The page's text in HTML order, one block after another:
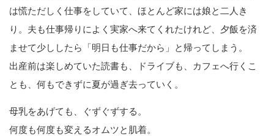
は慌ただしく仕事をしていて、ほとんど家には娘と二人き
り。夫も仕事帰りによく実家へ来てくれたけれど、夕飯を済
ませて少ししたら「明日も仕事だから」と帰ってしまう。
出産前は楽しめていた読書も、ドライブも、カフェへ行くこ
とも、何もできずに夏が過ぎ去っていく。
母乳をあげても、ぐずぐずする。
何度も何度も変えるオムツと肌着。